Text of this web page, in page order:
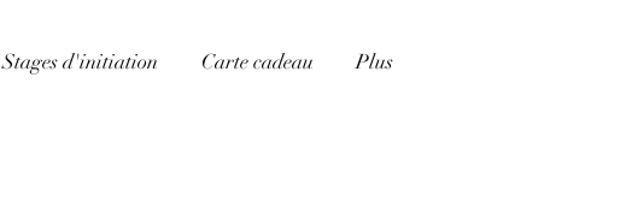
Stages d'initiation Carte cadeau Plus